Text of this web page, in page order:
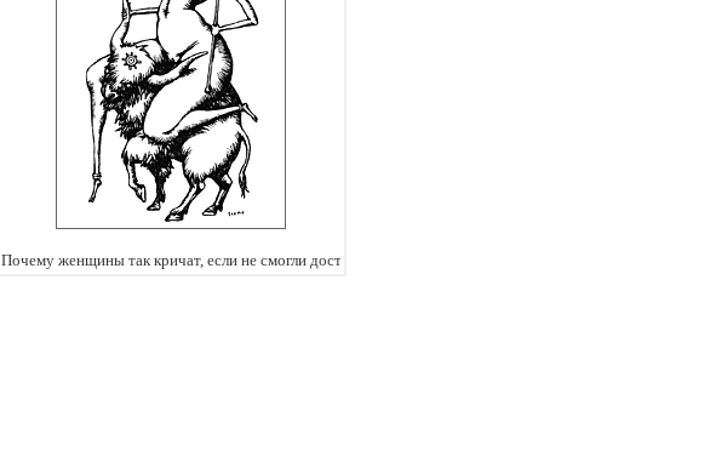
Почему женщины так кричат, если не смогли достичь оргазма